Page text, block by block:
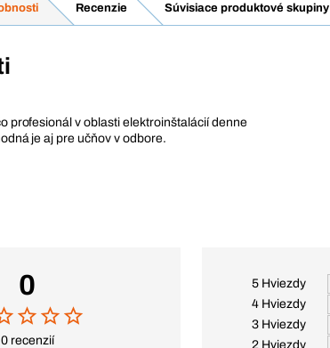
Recenzie Súvisiace produktové skupiny
profesionál v oblasti elektroinštalácií denne
je aj pre učňov v odbore.
0
0 recenzií
5 Hviezdy
4 Hviezdy
3 Hviezdy
2 Hviezdy